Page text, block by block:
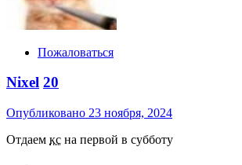
Пожаловаться
Nixel 20
Опубликовано 23 ноября, 2024
Отдаем кс на первой в субботу